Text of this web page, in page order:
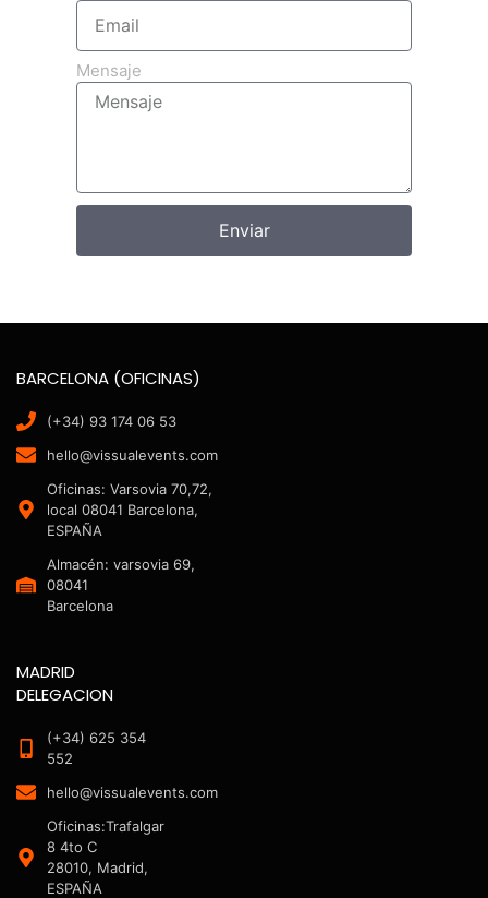
Mensaje
Enviar
BARCELONA (OFICINAS)
(+34) 93 174 06 53
hello@vissualevents.com
Oficinas: Varsovia 70,72,
local 08041 Barcelona,
ESPAÑA
Almacén: varsovia 69,
08041
Barcelona
MADRID
DELEGACION
(+34) 625 354
552
hello@vissualevents.com
Oficinas:Trafalgar
8 4to C
28010, Madrid,
ESPAÑA